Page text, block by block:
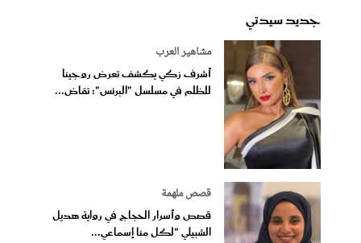
جديد سيدتي
مشاهير العرب
أشرف زكي يكشف تعرض روجينا
للظلم في مسلسل "البرنس": تقاض...
قصص ملهمة
قصص وأسرار الحجاج في رواية هديل
الشبيلي "لكل منا إسماعي...